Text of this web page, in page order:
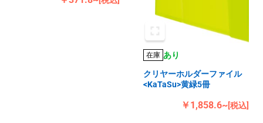
在庫 あり
クリヤーホルダーファイル
<KaTaSu>黄緑5冊
￥1,858.6~[税込]